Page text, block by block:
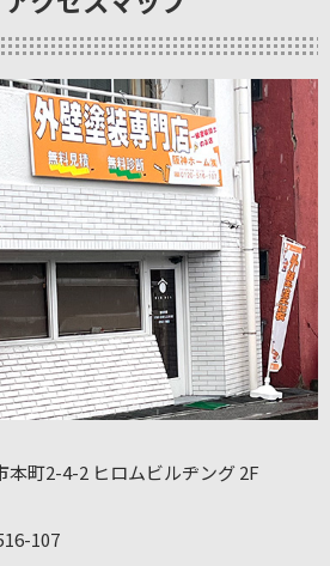
本町2-4-2 ヒロムビルヂング 2F
107